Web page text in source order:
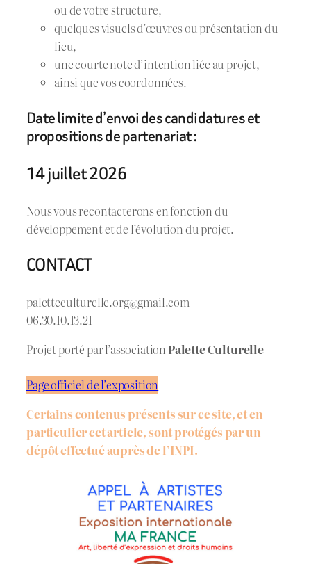
ou de votre structure,
quelques visuels d’œuvres ou présentation du
lieu,
une courte note d’intention liée au projet,
ainsi que vos coordonnées.
Date limite d’envoi des candidatures et
propositions de partenariat :
14 juillet 2026
Nous vous recontacterons en fonction du
développement et de l’évolution du projet.
CONTACT
paletteculturelle.org@gmail.com
06.30.10.13.21
Projet porté par l’association Palette Culturelle
Page officiel de l’exposition
Certains contenus présents sur ce site, et en
particulier cet article, sont protégés par un
dépôt effectué auprès de l’INPI.